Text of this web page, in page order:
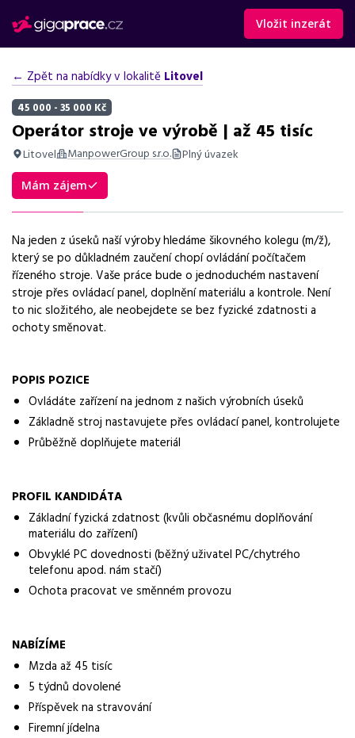
Vložit inzerát
← Zpět na nabídky v lokalitě Litovel
45 000 - 35 000 Kč
Operátor stroje ve výrobě | až 45 tisíc
Litovel ManpowerGroup s.r.o. Plný úvazek
Shrnutí nabídky
Nabídka práce operátora stroje ve výrobě v Litovli, mzda až 45
Základní informace
Pozice
Operátor stroje ve výrobě
Normalizovaná profese
výroba
Lokalita nabídky
Zaměstnavatel / agentura
ManpowerGroup s.r.o.
Plný úvazek
Mzda
Směny
flexibilní směny
Forma práce
práce na pracovišti
Mám zájem
Na jeden z úseků naší výroby hledáme šikovného kolegu (m/ž),
který se po důkladném zaučení chopí ovládání počítačem
řízeného stroje. Vaše práce bude o jednoduchém nastavení
stroje přes ovládací panel, doplnění materiálu a kontrole. Není
to nic složitého, ale neobejdete se bez fyzické zdatnosti a
ochoty směnovat.
POPIS POZICE
Ovládáte zařízení na jednom z našich výrobních úseků
Základně stroj nastavujete přes ovládací panel, kontrolujete
Průběžně doplňujete materiál
PROFIL KANDIDÁTA
Základní fyzická zdatnost (kvůli občasnému doplňování
materiálu do zařízení)
Obvyklé PC dovednosti (běžný uživatel PC/chytrého
telefonu apod. nám stačí)
Ochota pracovat ve směnném provozu
NABÍZÍME
Mzda až 45 tisíc
5 týdnů dovolené
Příspěvek na stravování
Firemní jídelna